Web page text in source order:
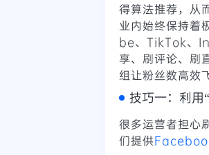
得算法推荐，从
业内始终保持
be、TikTok、
享、刷评论、刷
组让粉丝数高效
技巧一：利用
很多运营者担心
们提供